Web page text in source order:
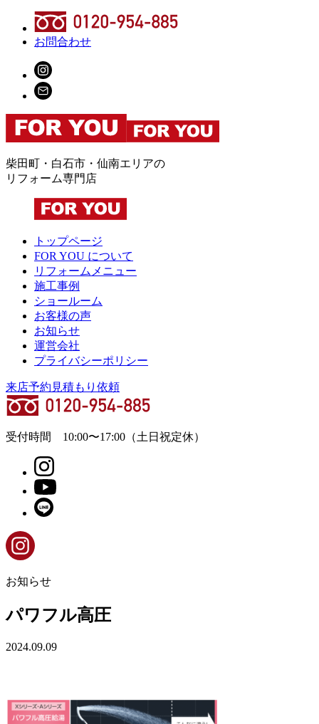
お問合わせ
柴田町・白石市・仙南エリアの
リフォーム専門店
トップページ
FOR YOU について
リフォームメニュー
施工事例
ショールーム
お客様の声
お知らせ
運営会社
プライバシーポリシー
来店予約 見積もり依頼
受付時間 10:00〜17:00 （土日祝定休）
お知らせ
パワフル高圧
2024.09.09